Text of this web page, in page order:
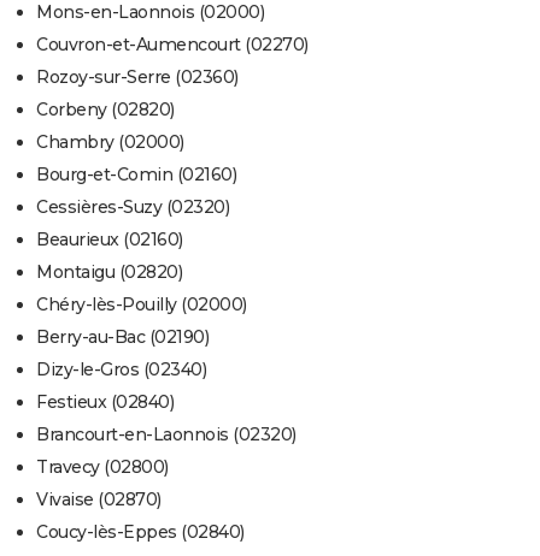
Mons-en-Laonnois (02000)
Couvron-et-Aumencourt (02270)
Rozoy-sur-Serre (02360)
Corbeny (02820)
Chambry (02000)
Bourg-et-Comin (02160)
Cessières-Suzy (02320)
Beaurieux (02160)
Montaigu (02820)
Chéry-lès-Pouilly (02000)
Berry-au-Bac (02190)
Dizy-le-Gros (02340)
Festieux (02840)
Brancourt-en-Laonnois (02320)
Travecy (02800)
Vivaise (02870)
Coucy-lès-Eppes (02840)